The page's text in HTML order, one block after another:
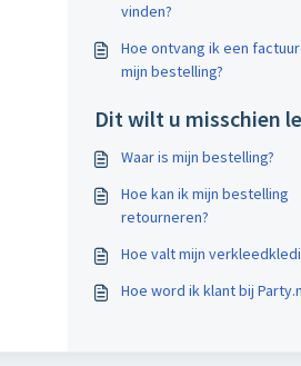
vinden?
Hoe ontvang ik een
mijn bestelling?
Dit wilt u misschien
Waar is mijn bestelling?
Hoe kan ik mijn bestelling
retourneren?
Hoe valt mijn
Hoe word ik klant bij